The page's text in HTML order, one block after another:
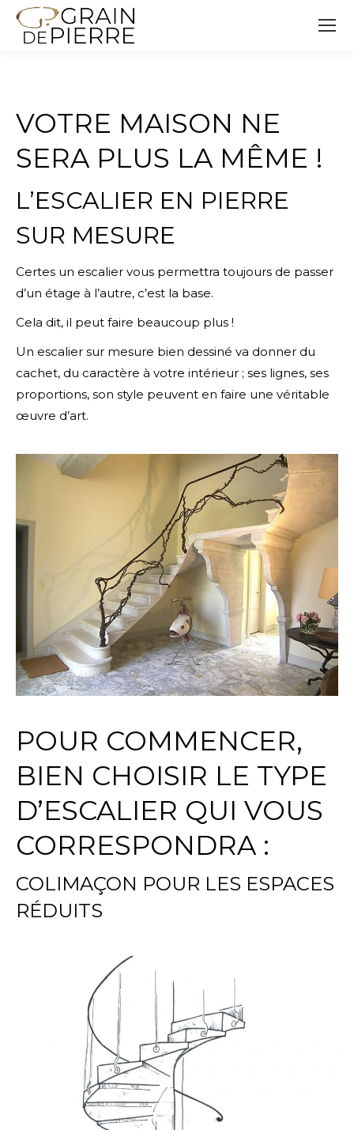
VOTRE MAISON NE
SERA PLUS LA MÊME !
L’ESCALIER EN PIERRE
SUR MESURE
Certes un escalier vous permettra toujours de passer
d’un étage à l’autre, c’est la base.
Cela dit, il peut faire beaucoup plus !
Un escalier sur mesure bien dessiné va donner du
cachet, du caractère à votre intérieur ; ses lignes, ses
proportions, son style peuvent en faire une véritable
œuvre d’art.
POUR COMMENCER,
BIEN CHOISIR LE TYPE
D’ESCALIER QUI VOUS
CORRESPONDRA :
COLIMAÇON POUR LES ESPACES
RÉDUITS